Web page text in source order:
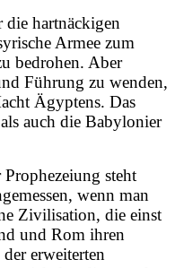
hartnäckigen
Armee zum
bedrohen. Aber
Führung zu wenden,
Ägyptens. Das
auch die Babylonier
steht
wenn man
Zivilisation, die einst
und Rom ihren
erweiterten